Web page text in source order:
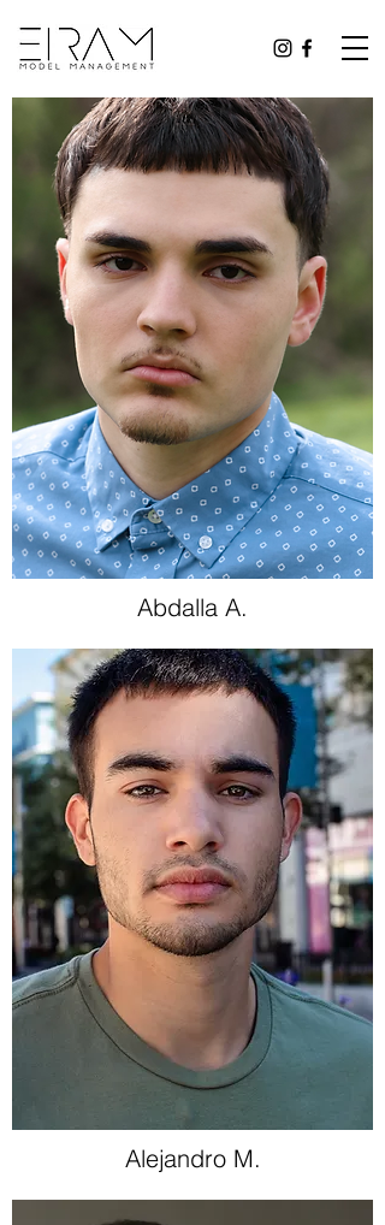
Abdalla A.
Alejandro M.